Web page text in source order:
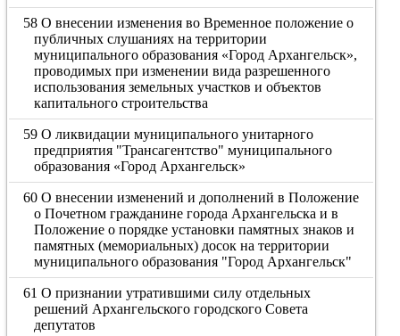
58 О внесении изменения во Временное положение о
публичных слушаниях на территории
муниципального образования «Город Архангельск»,
проводимых при изменении вида разрешенного
использования земельных участков и объектов
капитального строительства
59 О ликвидации муниципального унитарного
предприятия "Трансагентство" муниципального
образования «Город Архангельск»
60 О внесении изменений и дополнений в Положение
о Почетном гражданине города Архангельска и в
Положение о порядке установки памятных знаков и
памятных (мемориальных) досок на территории
муниципального образования "Город Архангельск"
61 О признании утратившими силу отдельных
решений Архангельского городского Совета
депутатов